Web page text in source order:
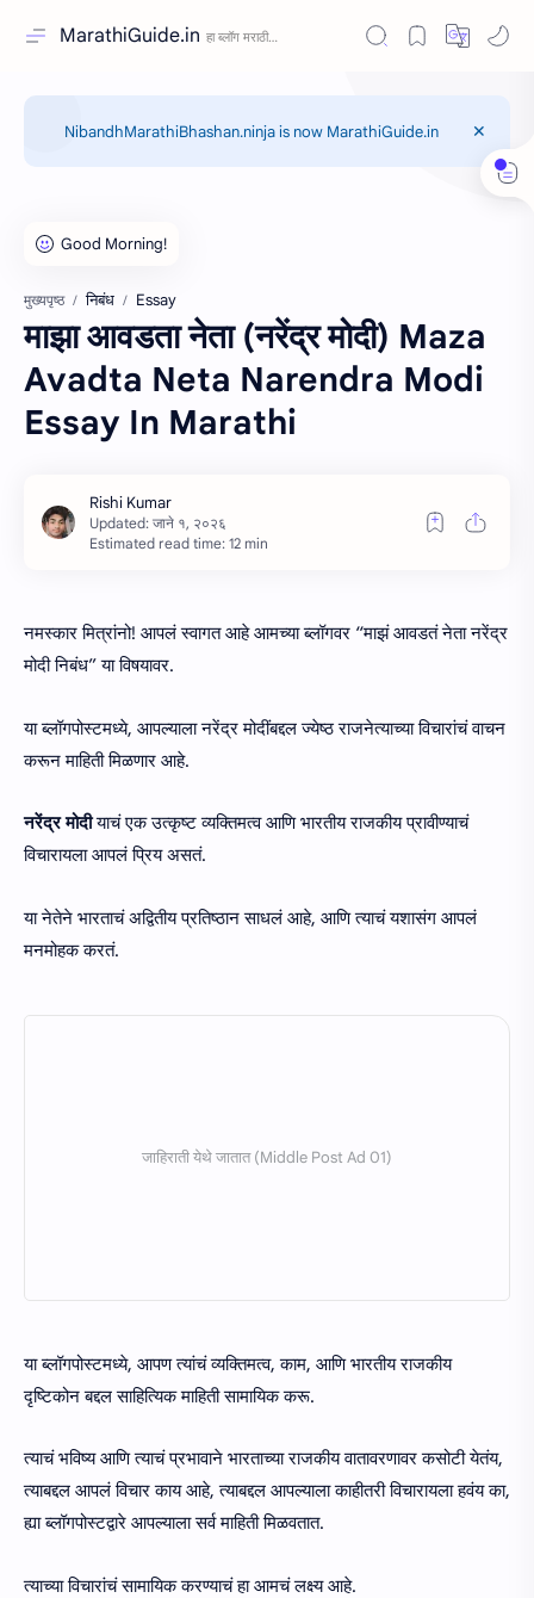
MarathiGuide.in
NibandhMarathiBhashan.ninja is now MarathiGuide.in
मुख्यपृष्ठ निबंध Essay
माझा आवडता नेता (नरेंद्र मोदी) Maza
Avadta Neta Narendra Modi
Essay In Marathi
Estimated read time: 12 min
नमस्कार मित्रांनो! आपलं स्वागत आहे आमच्या ब्लॉगवर “माझं आवडतं नेता नरेंद्र
मोदी निबंध” या विषयावर.
या ब्लॉगपोस्टमध्ये, आपल्याला नरेंद्र मोदींबद्दल ज्येष्ठ राजनेत्याच्या विचारांचं वाचन
करून माहिती मिळणार आहे.
नरेंद्र मोदीयाचं एक उत्कृष्ट व्यक्तिमत्व आणि भारतीय राजकीय प्रावीण्याचं
विचारायला आपलं प्रिय असतं.
या नेतेने भारताचं अद्वितीय प्रतिष्ठान साधलं आहे, आणि त्याचं यशासंग आपलं
मनमोहक करतं.
या ब्लॉगपोस्टमध्ये, आपण त्यांचं व्यक्तिमत्व, काम, आणि भारतीय राजकीय
दृष्टिकोन बद्दल साहित्यिक माहिती सामायिक करू.
त्याचं भविष्य आणि त्याचं प्रभावाने भारताच्या राजकीय वातावरणावर कसोटी येतंय,
त्याबद्दल आपलं विचार काय आहे, त्याबद्दल आपल्याला काहीतरी विचारायला हवंय का,
ह्या ब्लॉगपोस्टद्वारे आपल्याला सर्व माहिती मिळवतात.
त्याच्या विचारांचं सामायिक करण्याचं हा आमचं लक्ष्य आहे.